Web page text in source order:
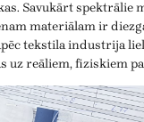
Savukārt spektrālie
materiālam ir
tekstila industrija
uz reāliem, fiziskiem